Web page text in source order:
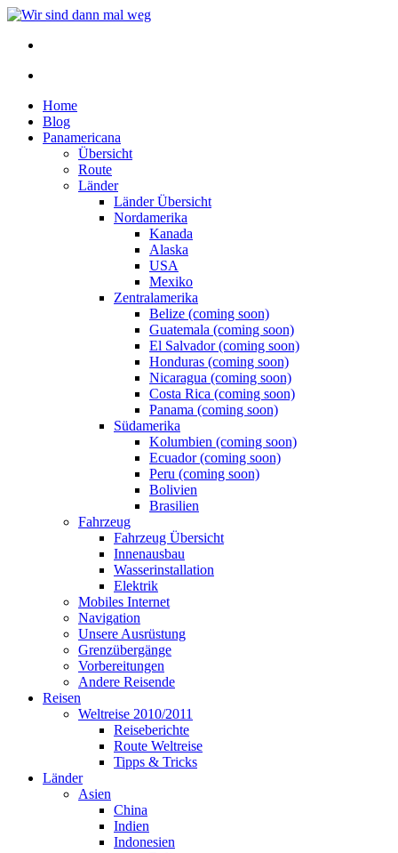
Home
Blog
Panamericana
Übersicht
Route
Länder
Länder Übersicht
Nordamerika
Kanada
Alaska
USA
Mexiko
Zentralamerika
Belize (coming soon)
Guatemala (coming soon)
El Salvador (coming soon)
Honduras (coming soon)
Nicaragua (coming soon)
Costa Rica (coming soon)
Panama (coming soon)
Südamerika
Kolumbien (coming soon)
Ecuador (coming soon)
Peru (coming soon)
Bolivien
Brasilien
Fahrzeug
Fahrzeug Übersicht
Innenausbau
Wasserinstallation
Elektrik
Mobiles Internet
Navigation
Unsere Ausrüstung
Grenzübergänge
Vorbereitungen
Andere Reisende
Reisen
Weltreise 2010/2011
Reiseberichte
Route Weltreise
Tipps & Tricks
Länder
Asien
China
Indien
Indonesien